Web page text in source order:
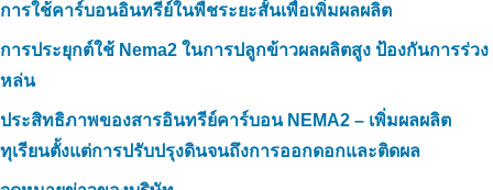
การใช้คาร์บอนอินทรีย์ในพืชระยะสั้นเพื่อเพิ่มผลผลิต
การประยุกต์ใช้ Nema2 ในการปลูกข้าวผลผลิตสูง ป้องกันการร่วง
หล่น
ประสิทธิภาพของสารอินทรีย์คาร์บอน NEMA2 – เพิ่มผลผลิต
ทุเรียนตั้งแต่การปรับปรุงดินจนถึงการออกดอกและติดผล